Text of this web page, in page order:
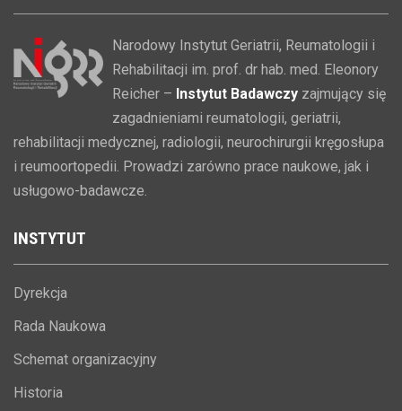
Narodowy Instytut Geriatrii, Reumatologii i
Rehabilitacji im. prof. dr hab. med. Eleonory
Reicher – Instytut Badawczy zajmujący się
zagadnieniami reumatologii, geriatrii,
rehabilitacji medycznej, radiologii, neurochirurgii kręgosłupa
i reumoortopedii. Prowadzi zarówno prace naukowe, jak i
usługowo-badawcze.
INSTYTUT
Dyrekcja
Rada Naukowa
Schemat organizacyjny
Historia